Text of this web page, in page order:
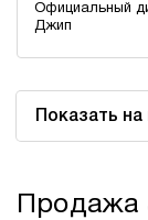
Показать на
Официальный
Джип
Продажа